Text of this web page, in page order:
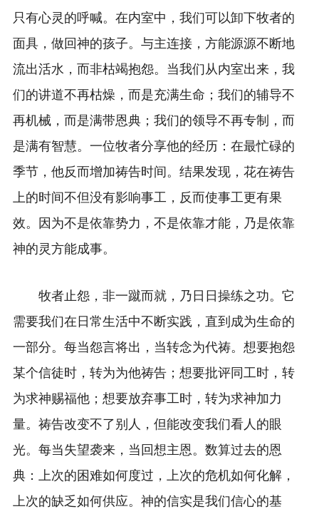
只有心灵的呼喊。在内室中，我们可以卸下牧者的
面具，做回神的孩子。与主连接，方能源源不断地
流出活水，而非枯竭抱怨。当我们从内室出来，我
们的讲道不再枯燥，而是充满生命；我们的辅导不
再机械，而是满带恩典；我们的领导不再专制，而
是满有智慧。一位牧者分享他的经历：在最忙碌的
季节，他反而增加祷告时间。结果发现，花在祷告
上的时间不但没有影响事工，反而使事工更有果
效。因为不是依靠势力，不是依靠才能，乃是依靠
神的灵方能成事。
牧者止怨，非一蹴而就，乃日日操练之功。它
需要我们在日常生活中不断实践，直到成为生命的
一部分。每当怨言将出，当转念为代祷。想要抱怨
某个信徒时，转为为他祷告；想要批评同工时，转
为求神赐福他；想要放弃事工时，转为求神加力
量。祷告改变不了别人，但能改变我们看人的眼
光。每当失望袭来，当回想主恩。数算过去的恩
典：上次的困难如何度过，上次的危机如何化解，
上次的缺乏如何供应。神的信实是我们信心的基